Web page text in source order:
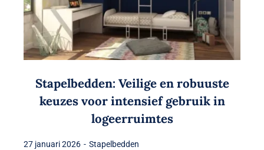
Stapelbedden: Veilige en robuuste
keuzes voor intensief gebruik in
logeerruimtes
27 januari 2026 - Stapelbedden